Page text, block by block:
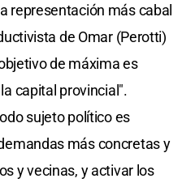
representación más cabal
de Omar (Perotti)
de máxima es
capital provincial".
sujeto político es
más concretas y
y vecinas, y activar los